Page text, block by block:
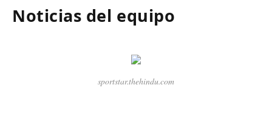
Noticias del equipo
sportstar.thehindu.com